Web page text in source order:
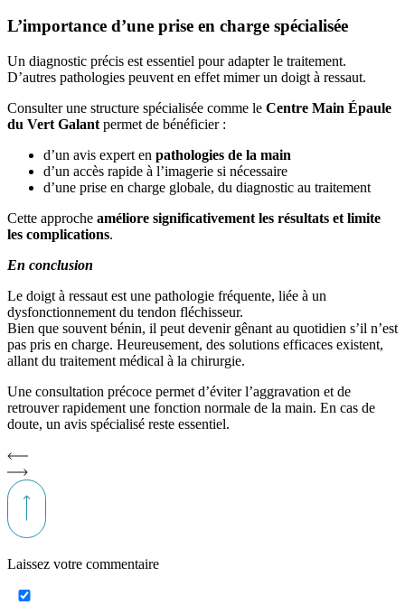
L’importance d’une prise en charge spécialisée
Un diagnostic précis est essentiel pour adapter le traitement.
D’autres pathologies peuvent en effet mimer un doigt à ressaut.
Consulter une structure spécialisée comme le Centre Main Épaule
du Vert Galant permet de bénéficier :
d’un avis expert en pathologies de la main
d’un accès rapide à l’imagerie si nécessaire
d’une prise en charge globale, du diagnostic au traitement
Cette approche améliore significativement les résultats et limite
les complications.
En conclusion
Le doigt à ressaut est une pathologie fréquente, liée à un
dysfonctionnement du tendon fléchisseur.
Bien que souvent bénin, il peut devenir gênant au quotidien s’il n’est
pas pris en charge. Heureusement, des solutions efficaces existent,
allant du traitement médical à la chirurgie.
Une consultation précoce permet d’éviter l’aggravation et de
retrouver rapidement une fonction normale de la main. En cas de
doute, un avis spécialisé reste essentiel.
Laissez votre commentaire